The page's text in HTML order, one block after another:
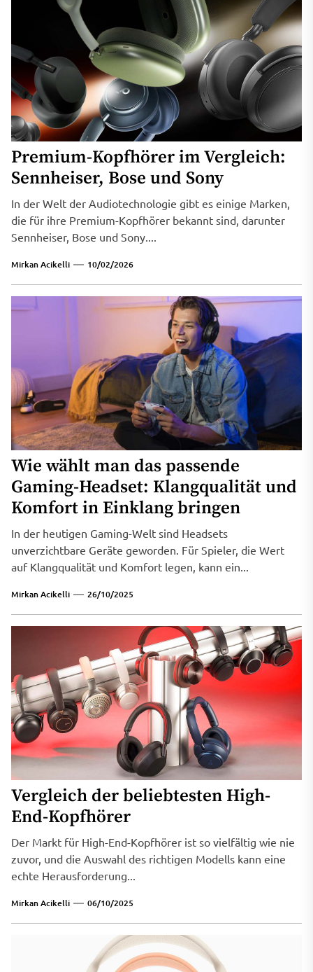
Premium-Kopfhörer im Vergleich:
Sennheiser, Bose und Sony
In der Welt der Audiotechnologie gibt es einige Marken,
die für ihre Premium-Kopfhörer bekannt sind, darunter
Sennheiser, Bose und Sony....
Mirkan Acikelli 10/02/2026
Wie wählt man das passende
Gaming-Headset: Klangqualität und
Komfort in Einklang bringen
In der heutigen Gaming-Welt sind Headsets
unverzichtbare Geräte geworden. Für Spieler, die Wert
auf Klangqualität und Komfort legen, kann ein...
Mirkan Acikelli 26/10/2025
Vergleich der beliebtesten High-
End-Kopfhörer
Der Markt für High-End-Kopfhörer ist so vielfältig wie nie
zuvor, und die Auswahl des richtigen Modells kann eine
echte Herausforderung...
Mirkan Acikelli 06/10/2025